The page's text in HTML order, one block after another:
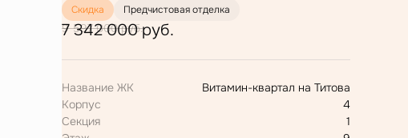
Скидка Предчистовая отделка
9 597 000 руб.
7 342 000 руб.
Название ЖК
Витамин-квартал на Титова
Корпус
4
Секция
1